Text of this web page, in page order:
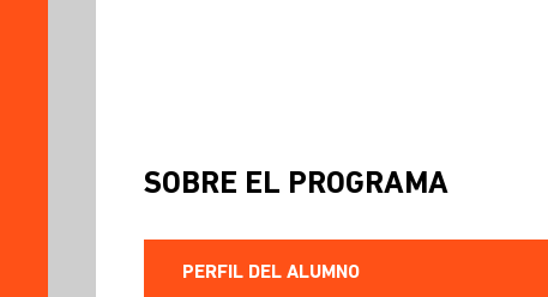
SOBRE EL PROGRAMA
PERFIL DEL ALUMNO